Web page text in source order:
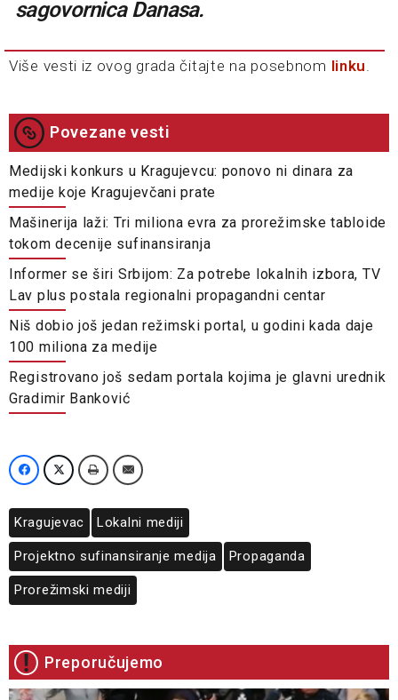
sagovornica Danasa.
Više vesti iz ovog grada čitajte na posebnom linku.
Povezane vesti
Medijski konkurs u Kragujevcu: ponovo ni dinara za
medije koje Kragujevčani prate
Mašinerija laži: Tri miliona evra za prorežimske tabloide
tokom decenije sufinansiranja
Informer se širi Srbijom: Za potrebe lokalnih izbora, TV
Lav plus postala regionalni propagandni centar
Niš dobio još jedan režimski portal, u godini kada daje
100 miliona za medije
Registrovano još sedam portala kojima je glavni urednik
Gradimir Banković
Kragujevac Lokalni mediji
Projektno sufinansiranje medija Propaganda
Prorežimski mediji
Preporučujemo